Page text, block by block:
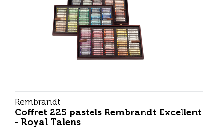
Rembrandt
Coffret 225 pastels Rembrandt Excellent
- Royal Talens